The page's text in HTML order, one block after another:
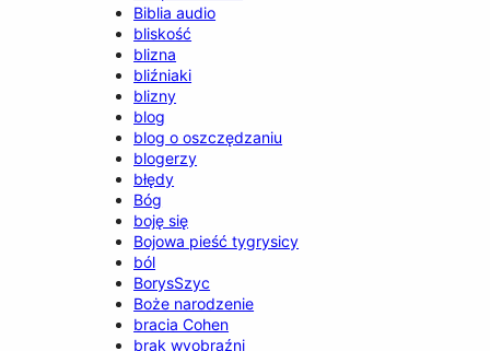
Biblia audio
bliskość
blizna
bliźniaki
blizny
blog
blog o oszczędzaniu
blogerzy
błędy
Bóg
boję się
Bojowa pieść tygrysicy
ból
BorysSzyc
Boże narodzenie
bracia Cohen
brak wyobraźni